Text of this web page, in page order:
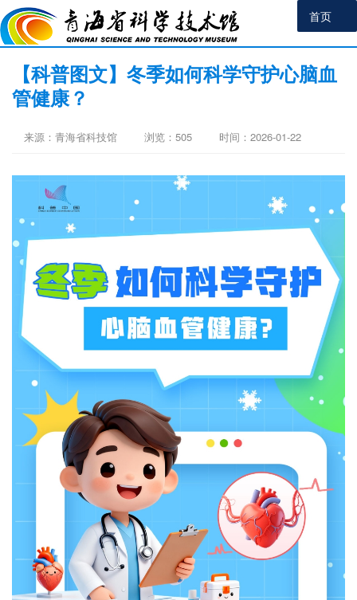
首页
【科普图文】冬季如何科学守护心脑血
管健康？
来源：青海省科技馆 浏览： 505 时间：2026-01-22